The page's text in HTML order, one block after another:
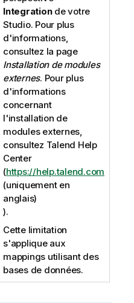
Integrationde votre
Studio. Pour plus
d'informations,
consultez la page
Installation de modules
externes. Pour plus
d'informations
concernant
l'installation de
modules externes,
consultez Talend Help
Center
(https://help.talend.com
(uniquement en
anglais)
).
Cette limitation
s'applique aux
mappings utilisant des
bases de données.